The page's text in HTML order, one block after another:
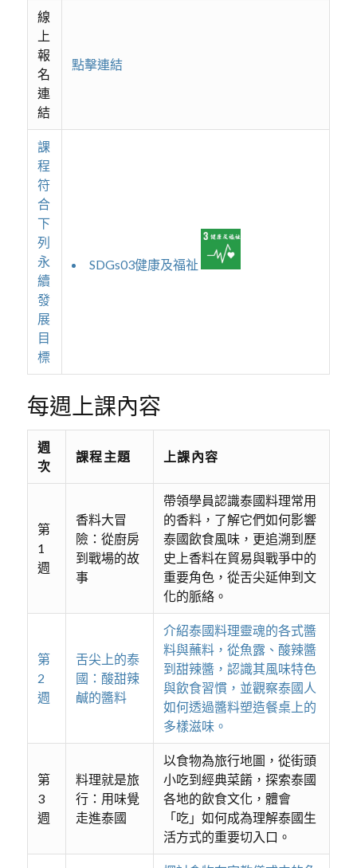
線
上
報
名
連
結
點擊連結
課
程
符
合
下
列
永
續
發
展
目
標
SDGs03健康及福祉
每週上課內容
週
次
課程主題 上課內容
第
1
週
香料大冒
險：從廚房
到戰場的故
事
帶領學員認識泰國料理常用
的香料，了解它們如何影響
泰國飲食風味，更追溯到歷
史上香料在貿易與戰爭中的
重要角色，從舌尖延伸到文
化的脈絡。
第
2
週
舌尖上的泰
國：酸甜辣
鹹的醬料
介紹泰國料理靈魂的各式醬
料與蘸料，從魚露、酸辣醬
到甜辣醬，認識其風味特色
與飲食習慣，並觀察泰國人
如何透過醬料塑造餐桌上的
多樣滋味。
第
3
週
料理就是旅
行：用味覺
走進泰國
以食物為旅行地圖，從街頭
小吃到經典菜餚，探索泰國
各地的飲食文化，體會
「吃」如何成為理解泰國生
活方式的重要切入口。